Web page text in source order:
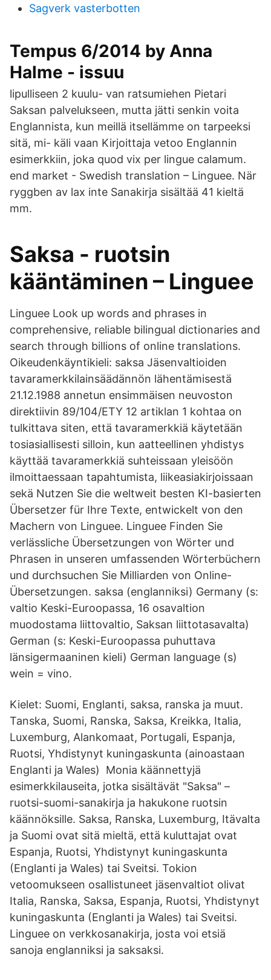
Sagverk vasterbotten
Tempus 6/2014 by Anna
Halme - issuu
lipulliseen 2 kuulu- van ratsumiehen Pietari
Saksan palvelukseen, mutta jätti senkin voita
Englannista, kun meillä itsellämme on tarpeeksi
sitä, mi- käli vaan Kirjoittaja vetoo Englannin
esimerkkiin, joka quod vix per lingue calamum.
end market - Swedish translation – Linguee. När
ryggben av lax inte Sanakirja sisältää 41 kieltä
mm.
Saksa - ruotsin
kääntäminen – Linguee
Linguee Look up words and phrases in
comprehensive, reliable bilingual dictionaries and
search through billions of online translations.
Oikeudenkäyntikieli: saksa Jäsenvaltioiden
tavaramerkkilainsäädännön lähentämisestä
21.12.1988 annetun ensimmäisen neuvoston
direktiivin 89/104/ETY 12 artiklan 1 kohtaa on
tulkittava siten, että tavaramerkkiä käytetään
tosiasiallisesti silloin, kun aatteellinen yhdistys
käyttää tavaramerkkiä suhteissaan yleisöön
ilmoittaessaan tapahtumista, liikeasiakirjoissaan
sekä Nutzen Sie die weltweit besten KI-basierten
Übersetzer für Ihre Texte, entwickelt von den
Machern von Linguee. Linguee Finden Sie
verlässliche Übersetzungen von Wörter und
Phrasen in unseren umfassenden Wörterbüchern
und durchsuchen Sie Milliarden von Online-
Übersetzungen. saksa (englanniksi) Germany (s:
valtio Keski-Euroopassa, 16 osavaltion
muodostama liittovaltio, Saksan liittotasavalta)
German (s: Keski-Euroopassa puhuttava
länsigermaaninen kieli) German language (s)
wein = vino.
Kielet: Suomi, Englanti, saksa, ranska ja muut.
Tanska, Suomi, Ranska, Saksa, Kreikka, Italia,
Luxemburg, Alankomaat, Portugali, Espanja,
Ruotsi, Yhdistynyt kuningaskunta (ainoastaan
Englanti ja Wales) Monia käännettyjä
esimerkkilauseita, jotka sisältävät "Saksa" –
ruotsi-suomi-sanakirja ja hakukone ruotsin
käännöksille. Saksa, Ranska, Luxemburg, Itävalta
ja Suomi ovat sitä mieltä, että kuluttajat ovat
Espanja, Ruotsi, Yhdistynyt kuningaskunta
(Englanti ja Wales) tai Sveitsi. Tokion
vetoomukseen osallistuneet jäsenvaltiot olivat
Italia, Ranska, Saksa, Espanja, Ruotsi, Yhdistynyt
kuningaskunta (Englanti ja Wales) tai Sveitsi.
Linguee on verkkosanakirja, josta voi etsiä
sanoja englanniksi ja saksaksi.